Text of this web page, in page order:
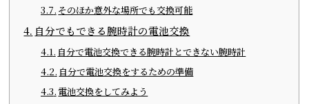
そのほか意外な場所でも交換可能
自分でもできる腕時計の電池交換
自分で電池交換できる腕時計とできない腕時計
自分で電池交換をするための準備
電池交換をしてみよう